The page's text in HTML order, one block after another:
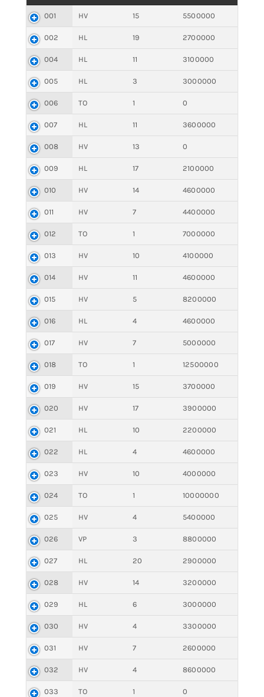
001 HV 15 5500000
002 HL 19 2700000
004 HL 11 3100000
005 HL 3 3000000
006 TO 1 0
007 HL 11 3600000
008 HV 13 0
009 HL 17 2100000
010 HV 14 4600000
011 HV 7 4400000
012 TO 1 7000000
013 HV 10 4100000
014 HV 11 4600000
015 HV 5 8200000
016 HL 4 4600000
017 HV 7 5000000
018 TO 1 12500000
019 HV 15 3700000
020 HV 17 3900000
021 HL 10 2200000
022 HL 4 4600000
023 HV 10 4000000
024 TO 1 10000000
025 HV 4 5400000
026 VP 3 8800000
027 HL 20 2900000
028 HV 14 3200000
029 HL 6 3000000
030 HV 4 3300000
031 HV 7 2600000
032 HV 4 8600000
033 TO 1 0